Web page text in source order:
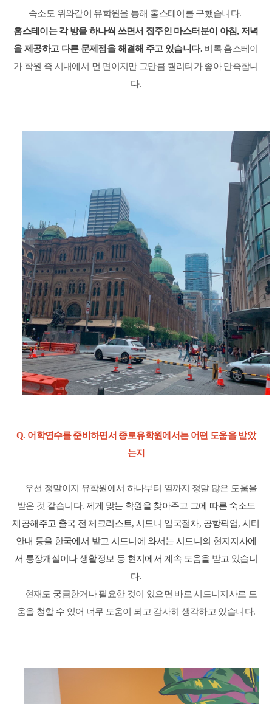
숙소도 위와같이 유학원을 통해 홈스테이를 구했습니다.
홈스테이는 각 방을 하나씩 쓰면서 집주인 마스터분이 아침, 저녁
을 제공하고 다른 문제점을 해결해 주고 있습니다. 비록 홈스테이
가 학원 즉 시내에서 먼 편이지만 그만큼 퀄리티가 좋아 만족합니
다.
Q. 어학연수를 준비하면서 종로유학원에서는 어떤 도움을 받았
는지
우선 정말이지 유학원에서 하나부터 열까지 정말 많은 도움을
받은 것 같습니다. 제게 맞는 학원을 찾아주고 그에 따른 숙소도
제공해주고 출국 전 체크리스트, 시드니 입국절차, 공항픽업, 시티
안내 등을 한국에서 받고 시드니에 와서는 시드니의 현지지사에
서 통장개설이나 생활정보 등 현지에서 계속 도움을 받고 있습니
다.
현재도 궁금한거나 필요한 것이 있으면 바로 시드니지사로 도
움을 청할 수 있어 너무 도움이 되고 감사히 생각하고 있습니다.